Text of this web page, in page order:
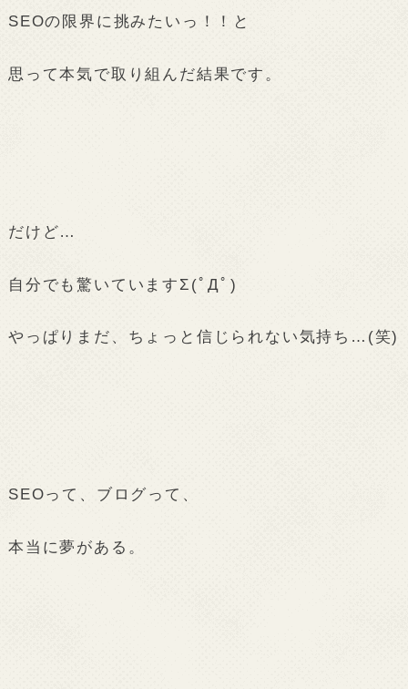
SEOの限界に挑みたいっ！！と
思って本気で取り組んだ結果です。
だけど…
自分でも驚いていますΣ(ﾟДﾟ)
やっぱりまだ、ちょっと信じられない気持ち…(笑)
SEOって、ブログって、
本当に夢がある。